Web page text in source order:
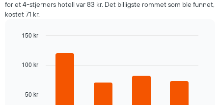
hver
ukedag
viser
for et 4-stjerners hotell var 83 kr. Det billigste rommet som ble funnet,
kostet 71 kr.
with
Diagrammet
50 kr
100 kr
150 kr